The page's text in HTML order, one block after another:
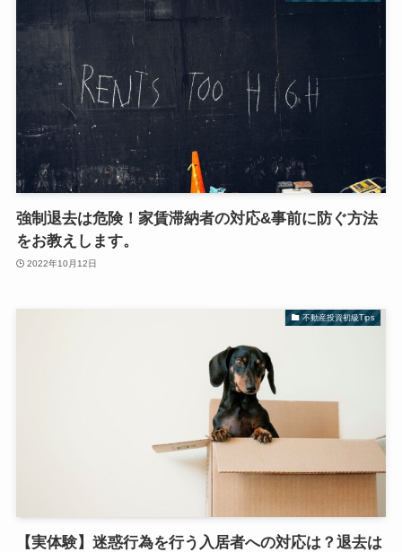
強制退去は危険！家賃滞納者の対応&事前に防ぐ方法
をお教えします。
2022年10月12日
不動産投資初級Tips
【実体験】迷惑行為を行う入居者への対応は？退去は